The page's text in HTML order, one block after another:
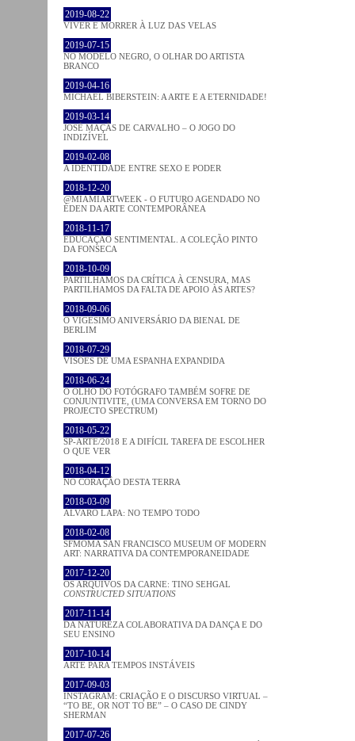
2019-08-22
VIVER E MORRER À LUZ DAS VELAS
2019-07-15
NO MODELO NEGRO, O OLHAR DO ARTISTA
BRANCO
2019-04-16
MICHAEL BIBERSTEIN: A ARTE E A ETERNIDADE!
2019-03-14
JOSÉ MAÇÃS DE CARVALHO – O JOGO DO
INDIZÍVEL
2019-02-08
A IDENTIDADE ENTRE SEXO E PODER
2018-12-20
@MIAMIARTWEEK - O FUTURO AGENDADO NO
ÉDEN DA ARTE CONTEMPORÂNEA
2018-11-17
EDUCAÇÃO SENTIMENTAL. A COLEÇÃO PINTO
DA FONSECA
2018-10-09
PARTILHAMOS DA CRÍTICA À CENSURA, MAS
PARTILHAMOS DA FALTA DE APOIO ÀS ARTES?
2018-09-06
O VIGÉSIMO ANIVERSÁRIO DA BIENAL DE
BERLIM
2018-07-29
VISÕES DE UMA ESPANHA EXPANDIDA
2018-06-24
O OLHO DO FOTÓGRAFO TAMBÉM SOFRE DE
CONJUNTIVITE, (UMA CONVERSA EM TORNO DO
PROJECTO SPECTRUM)
2018-05-22
SP-ARTE/2018 E A DIFÍCIL TAREFA DE ESCOLHER
O QUE VER
2018-04-12
NO CORAÇÂO DESTA TERRA
2018-03-09
ÁLVARO LAPA: NO TEMPO TODO
2018-02-08
SFMOMA SAN FRANCISCO MUSEUM OF MODERN
ART: NARRATIVA DA CONTEMPORANEIDADE
2017-12-20
OS ARQUIVOS DA CARNE: TINO SEHGAL
CONSTRUCTED SITUATIONS
2017-11-14
DA NATUREZA COLABORATIVA DA DANÇA E DO
SEU ENSINO
2017-10-14
ARTE PARA TEMPOS INSTÁVEIS
2017-09-03
INSTAGRAM: CRIAÇÃO E O DISCURSO VIRTUAL –
“TO BE, OR NOT TO BE” – O CASO DE CINDY
SHERMAN
2017-07-26